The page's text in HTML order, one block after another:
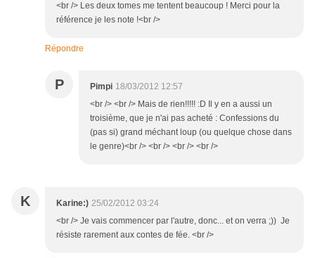
<br /> Les deux tomes me tentent beaucoup ! Merci pour la
référence je les note !<br />
Répondre
P Pimpi 18/03/2012 12:57
<br /> <br /> Mais de rien!!!!! :D Il y en a aussi un
troisième, que je n'ai pas acheté : Confessions du
(pas si) grand méchant loup (ou quelque chose dans
le genre)<br /> <br /> <br /> <br />
K Karine:) 25/02/2012 03:24
<br /> Je vais commencer par l'autre, donc... et on verra ;)) Je
résiste rarement aux contes de fée. <br />